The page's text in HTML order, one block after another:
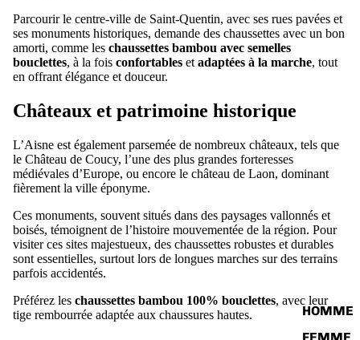
HOMME
Parcourir le centre-ville de Saint-Quentin, avec ses rues pavées et
ses monuments historiques, demande des chaussettes avec un bon
amorti, comme les chaussettes bambou avec semelles
bouclettes, à la fois confortables et adaptées à la marche, tout
en offrant élégance et douceur.
Châteaux et patrimoine historique
L’Aisne est également parsemée de nombreux châteaux, tels que
le Château de Coucy, l’une des plus grandes forteresses
médiévales d’Europe, ou encore le château de Laon, dominant
fièrement la ville éponyme.
Ces monuments, souvent situés dans des paysages vallonnés et
boisés, témoignent de l’histoire mouvementée de la région. Pour
visiter ces sites majestueux, des chaussettes robustes et durables
sont essentielles, surtout lors de longues marches sur des terrains
parfois accidentés.
Préférez les chaussettes bambou 100% bouclettes, avec leur
tige rembourrée adaptée aux chaussures hautes.